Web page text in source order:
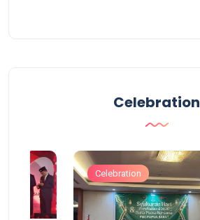
Celebration
Celebration